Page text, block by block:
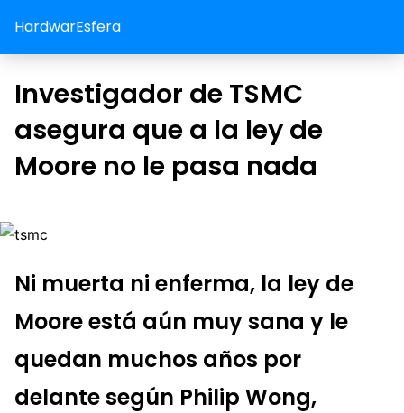
HardwarEsfera
Investigador de TSMC
asegura que a la ley de
Moore no le pasa nada
Ni muerta ni enferma, la ley de
Moore está aún muy sana y le
quedan muchos años por
delante según Philip Wong,